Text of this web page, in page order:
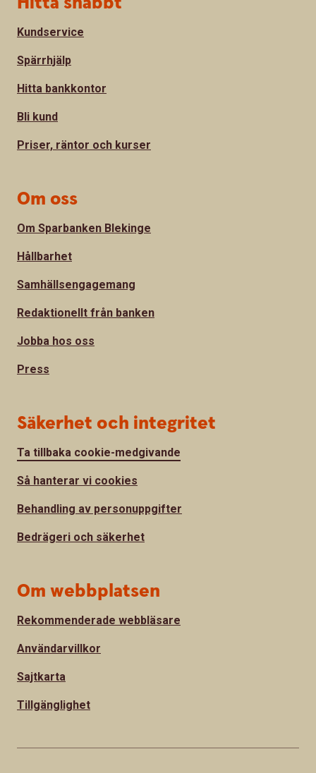
Kundservice
Spärrhjälp
Hitta bankkontor
Bli kund
Priser, räntor och kurser
Om oss
Om Sparbanken Blekinge
Hållbarhet
Samhällsengagemang
Redaktionellt från banken
Jobba hos oss
Press
Säkerhet och integritet
Ta tillbaka cookie-medgivande
Så hanterar vi cookies
Behandling av personuppgifter
Bedrägeri och säkerhet
Om webbplatsen
Rekommenderade webbläsare
Användarvillkor
Sajtkarta
Tillgänglighet